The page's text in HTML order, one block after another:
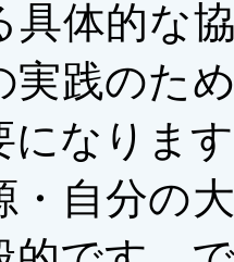
具体的な
実践のた
になりま
自分の